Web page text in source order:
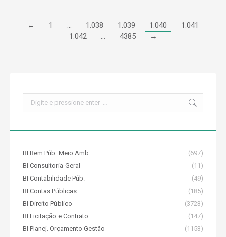
← 1 … 1.038 1.039 1.040
1.041
1.042
… 4385 →
BI Bem Púb. Meio Amb.
(697)
BI Consultoria-Geral
(11)
BI Contabilidade Púb.
(49)
BI Contas Públicas
(185)
BI Direito Público
(3723)
BI Licitação e Contrato
(147)
BI Planej. Orçamento Gestão
(1153)